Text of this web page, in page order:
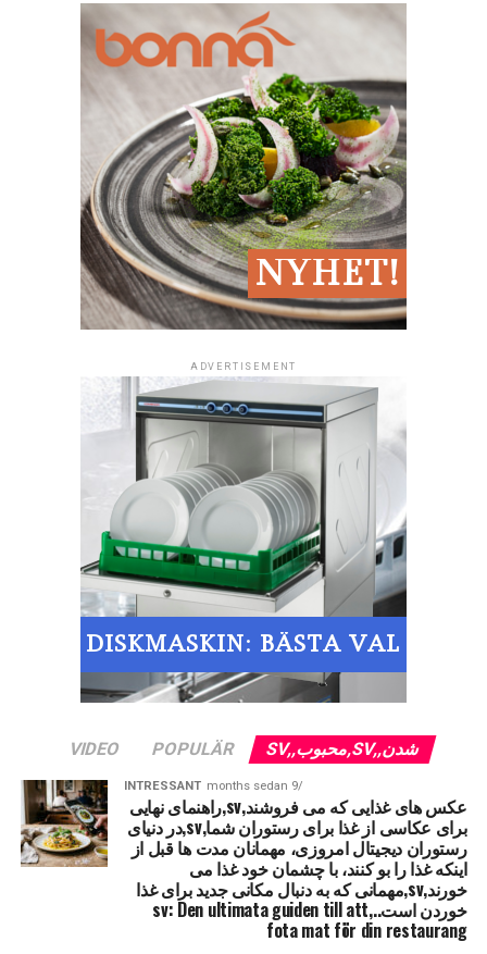
یکی از بهترین تامین کنندگان در بازار!
Restaurangmaskiner.net، تجهیزات رستوران مورد نیاز. با
طیف گسترده ای از محصولات و بزرگ در صنعت ما می دانیم
آنچه که از تجهیزات مورد نیاز شما مورد نیاز! ما باید همه چیز:
کوره, نمایش گرما, Kyldisplayer, کوره, Fryers, ماشین
ظرفشویی, پلیس, نیمکت, ماهی تابه, Pastakokare, یخچال, اتاق
یخچال و فریزر, Vinkylar, Degblandare, چرخ دستی ¬ های
و خیلی, بیشتر!
داشتن تجهیزات رستوران راست است برای شما مهم برای
وقتی رستوران را باز کنید، شما باید تمام تجهیزات لازم را داشته
باشند. شما باید تلاش زیادی را, آن نیز مهم است که تمام
تجهیزات رستوران. برای خرید تجهیزات مناسب ضروری است
برای هر کسب و کار, به خصوص برای رستوران ها.
همه محصولات هستند بدیهی است که ضمانت نامه خوب و با
کیفیت آلمان. شما باید یک رستوران باز، شما می توانید از راه حل
های داغ تماس بگیرید و سفارش کالاهای خود را و یا فقط برای
درخواست مشاوره. شما می توانید تمام معاملات
Restaurangmaskiner.net
RELATERADE ARTIKLAR:
ADVERTISEMENT
شدن,,SV,محبوب,,SV POPULÄR
VIDEO
INTRESSANT 9 months sedan
عکس های غذایی که می فروشند,sv,راهنمای نهایی
برای عکاسی از غذا برای رستوران شما,sv,در دنیای
رستوران دیجیتال امروزی، مهمانان مدت ها قبل از
اینکه غذا را بو کنند، با چشمان خود غذا می
خورند,sv,مهمانی که به دنبال مکانی جدید برای غذا
خوردن است..,sv: Den ultimata guiden till att
fota mat för din restaurang